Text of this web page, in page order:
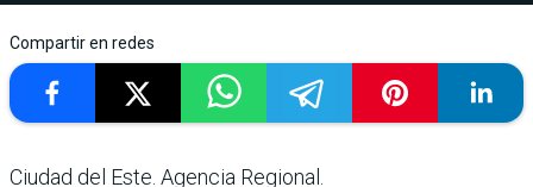
Compartir en redes
Ciudad del Este. Agencia Regional.